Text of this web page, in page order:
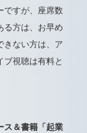
ですが、座席数
る方は、お早め
きない方は、ア
ブ視聴は有料と
ス＆書籍「起業